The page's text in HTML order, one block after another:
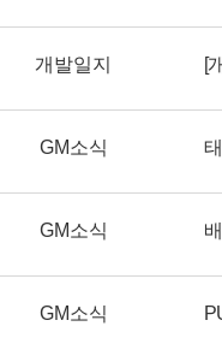
개발일지 [
GM소식
GM소식
GM소식